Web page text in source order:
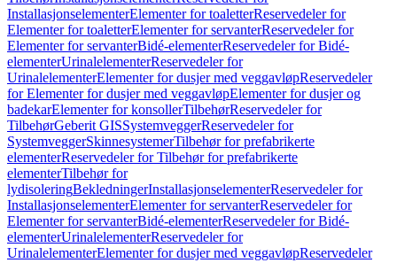
InstallasjonselementerElementer for toaletterReservedeler for
Elementer for toaletterElementer for servanterReservedeler for
Elementer for servanterBidé-elementerReservedeler for Bidé-
elementerUrinalelementerReservedeler for
UrinalelementerElementer for dusjer med veggavløpReservedeler
for Elementer for dusjer med veggavløpElementer for dusjer og
badekarElementer for konsollerTilbehørReservedeler for
TilbehørGeberit GISSystemveggerReservedeler for
SystemveggerSkinnesystemerTilbehør for prefabrikerte
elementerReservedeler for Tilbehør for prefabrikerte
elementerTilbehør for
lydisoleringBekledningerInstallasjonselementerReservedeler for
InstallasjonselementerElementer for servanterReservedeler for
Elementer for servanterBidé-elementerReservedeler for Bidé-
elementerUrinalelementerReservedeler for
UrinalelementerElementer for dusjer med veggavløpReservedeler